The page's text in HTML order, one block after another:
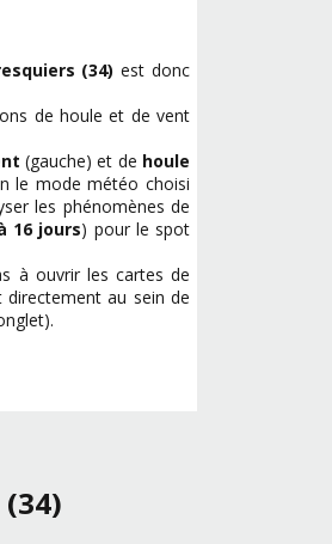
(34) est donc
de houle et de vent
(gauche) et de houle
le mode météo choisi
les phénomènes de
16 jours) pour le spot
à ouvrir les cartes de
au sein de
(34)